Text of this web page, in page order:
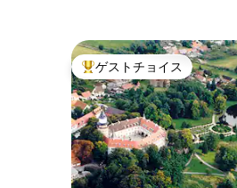
大好評のゲストチョイスで
ゲストチョイス